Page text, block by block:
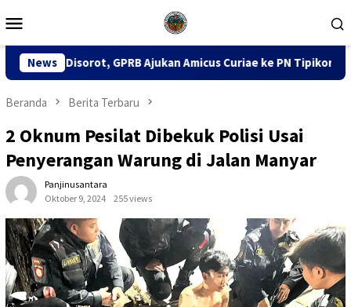
ke
Mobile
News
Amicus Curiae ke PN Tipikor Surabaya 141
Beranda Berita Terbaru
2 Oknum Pesilat Dibekuk Polisi Usai
Penyerangan Warung di Jalan Manyar
Panjinusantara
Oktober 9, 2024
255 views